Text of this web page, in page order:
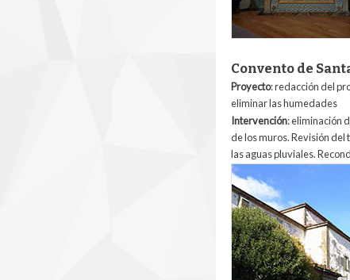
Convento de
Proyecto: redacción del
eliminar las humedades
Intervención: eliminación
de los muros. Revisión
las aguas pluviales.